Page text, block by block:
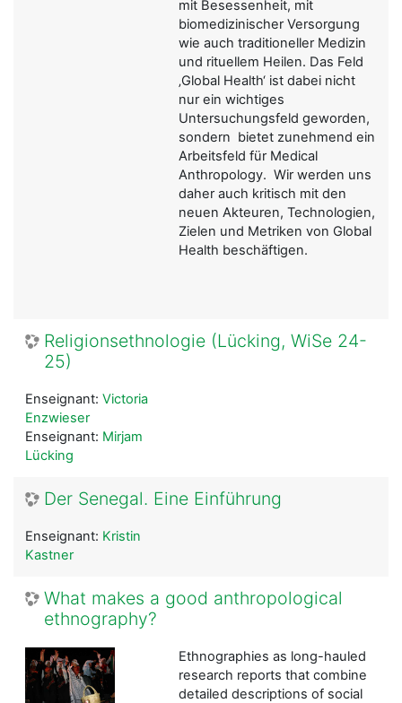
mit Besessenheit, mit
biomedizinischer Versorgung
wie auch traditioneller Medizin
und rituellem Heilen. Das Feld
‚Global Health‘ ist dabei nicht
nur ein wichtiges
Untersuchungsfeld geworden,
sondern bietet zunehmend ein
Arbeitsfeld für Medical
Anthropology. Wir werden uns
daher auch kritisch mit den
neuen Akteuren, Technologien,
Zielen und Metriken von Global
Health beschäftigen.
Religionsethnologie (Lücking, WiSe 24-
25)
Enseignant: Victoria
Enzwieser
Enseignant: Mirjam
Lücking
Der Senegal. Eine Einführung
Enseignant: Kristin
Kastner
What makes a good anthropological
ethnography?
Ethnographies as long-hauled
research reports that combine
detailed descriptions of social